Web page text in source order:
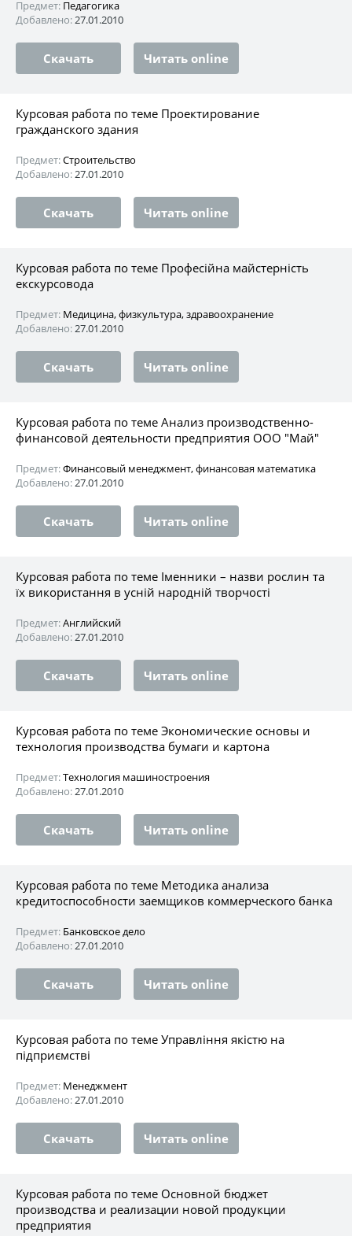
Предмет: Педагогика
Добавлено:27.01.2010
Скачать Читать online
Курсовая работа по теме Проектирование
гражданского здания
Предмет:Строительство
Добавлено:27.01.2010
Скачать Читать online
Курсовая работа по теме Професійна майстерність
екскурсовода
Предмет: Медицина, физкультура, здравоохранение
Добавлено:27.01.2010
Скачать Читать online
Курсовая работа по теме Анализ производственно-
финансовой деятельности предприятия ООО "Май"
Предмет:Финансовый менеджмент, финансовая математика
Добавлено:27.01.2010
Скачать Читать online
Курсовая работа по теме Іменники – назви рослин та
їх використання в усній народній творчості
Предмет:Английский
Добавлено:27.01.2010
Скачать Читать online
Курсовая работа по теме Экономические основы и
технология производства бумаги и картона
Предмет:Технология машиностроения
Добавлено:27.01.2010
Скачать Читать online
Курсовая работа по теме Методика анализа
кредитоспособности заемщиков коммерческого банка
Предмет: Банковское дело
Добавлено:27.01.2010
Скачать Читать online
Курсовая работа по теме Управління якістю на
підприємстві
Предмет: Менеджмент
Добавлено:27.01.2010
Скачать Читать online
Курсовая работа по теме Основной бюджет
производства и реализации новой продукции
предприятия